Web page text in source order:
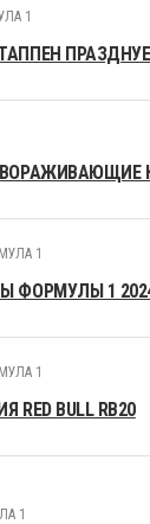
1
1
ФОРМУЛЫ 1
1
BULL RB20
1